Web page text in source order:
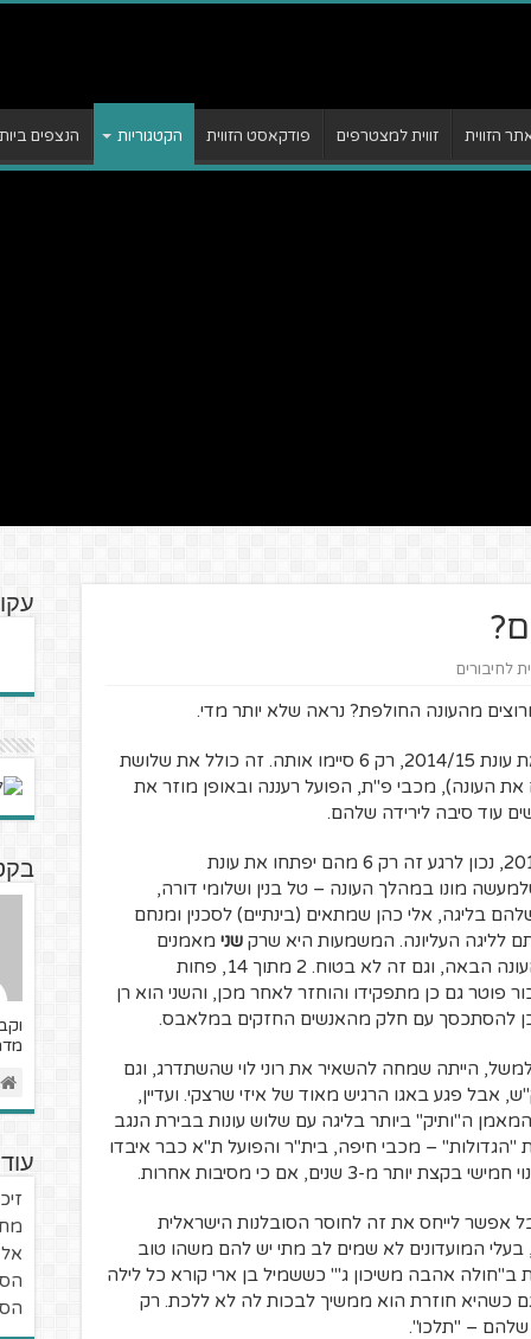
הזווית זווית למצטרפים פודקאסט הזווית הקטגוריות הנצפים
לחיבורים
מהעונה החולפת? נראה שלא יותר מדי.
קצת מספרים: מתוך 14 מאמנים שפתחו את עונת 2014/15, רק 6 סיימו אותה. זה כולל את שלושת
העונה), מכבי פ"ת, הפועל רעננה ובאופן מוזר את
עוד סיבה לירידה שלהם.
מתוך 14 המאמנים שסיימו את עונת 2014/15, נכון לרגע זה רק 6 מהם יפתחו את עונת
שלמעשה מונו במהלך העונה – טל בנין ושלומי דורה,
בליגה, אלי כהן שמתאים (בינתיים) לסכנין ומנחם
לליגה העליונה. המשמעות היא שרק שני מאמנים
שפתחו את עונת 2014/15 יפתחו גם את העונה הבאה, וגם זה לא בטוח. 2 מתוך 14, פחות
פוטר גם כן מתפקידו והוחזר לאחר מכן, והשני הוא רן
כן להסתכסך עם חלק מהאנשים החזקים במלאבס.
הייתה שמחה להשאיר את רוני לוי שהשתדרג, וגם
פגע באגו הרגיש מאוד של איזי שרצקי. ועדיין,
ה"ותיק" ביותר בליגה עם שלוש עונות בבירת הנגב
– מכבי חיפה, בית"ר והפועל ת"א כבר איבדו
מ-3 שנים, אם כי מסיבות אחרות.
אפשר לייחס את זה לחוסר הסובלנות הישראלית
המועדונים לא שמים לב מתי יש להם משהו טוב
ב"חולה אהבה משיכון ג'" כששמיל בן ארי קורא כל לילה
כשהיא חוזרת הוא ממשיך לבכות לה לא ללכת. רק
– "תלכו".
אל